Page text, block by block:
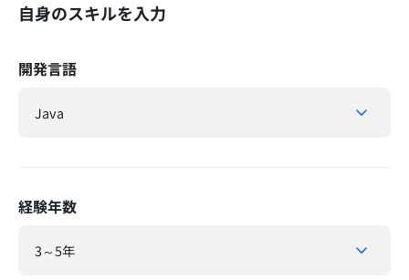
自身のスキルを入力
開発言語
経験年数